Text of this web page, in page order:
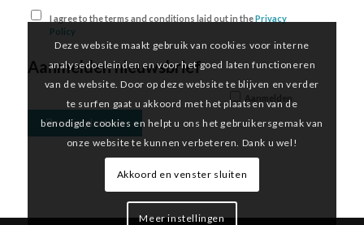
I agree to the terms and conditions laid out in thePrivacy
Policy
Aanmelden nieuwsbrief
Deze website maakt gebruik van cookies voor interne
analysedoeleinden en voor het goed laten functioneren
van de website. Door op deze website te blijven en verder
te surfen gaat u akkoord met het plaatsen van de
benodigde cookies en helpt u ons het gebruikersgemak van
onze website te kunnen verbeteren. Dank u wel!
Akkoord en venster sluiten
Meer instellingen